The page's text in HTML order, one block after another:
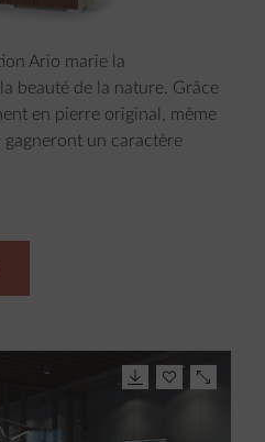
Ario marie la
beauté de la nature. Grâce
en pierre original, même
gagneront un caractère